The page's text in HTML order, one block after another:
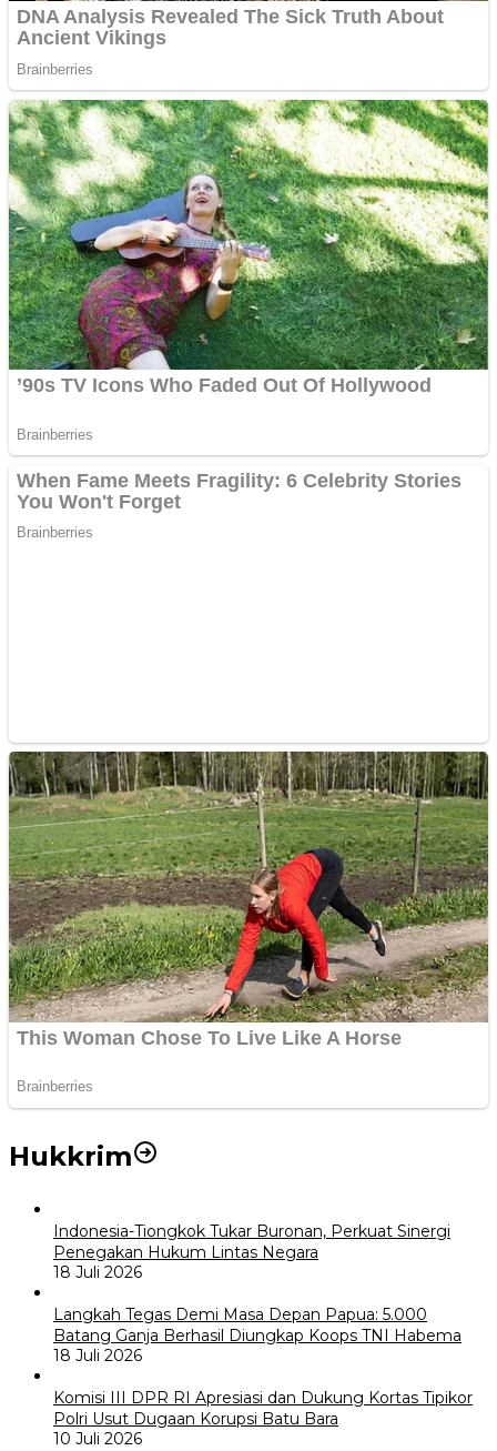
Hukkrim
Indonesia-Tiongkok Tukar Buronan, Perkuat Sinergi
Penegakan Hukum Lintas Negara
18 Juli 2026
Langkah Tegas Demi Masa Depan Papua: 5.000
Batang Ganja Berhasil Diungkap Koops TNI Habema
18 Juli 2026
Komisi III DPR RI Apresiasi dan Dukung Kortas Tipikor
Polri Usut Dugaan Korupsi Batu Bara
10 Juli 2026